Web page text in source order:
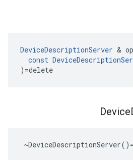
DeviceDescriptionServer &
const
) =delete